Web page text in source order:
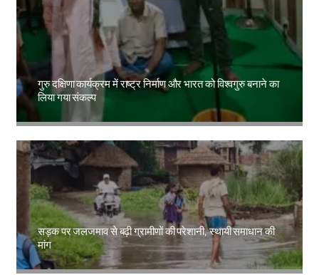
गुरु दक्षिणा कार्यक्रम में राष्ट्र निर्माण और भारत को विश्वगुरु बनाने का
लिया गया संकल्प
Amit Lekh
सड़क पर जलजमाव से बढ़ी ग्रामीणों की परेशानी, स्थायी समाधान की
मांग
Amit Lekh